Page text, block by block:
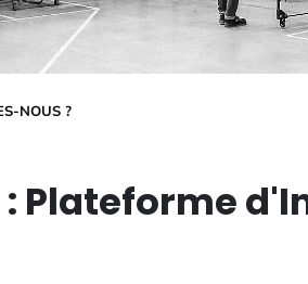
NOUS ?
Plateforme